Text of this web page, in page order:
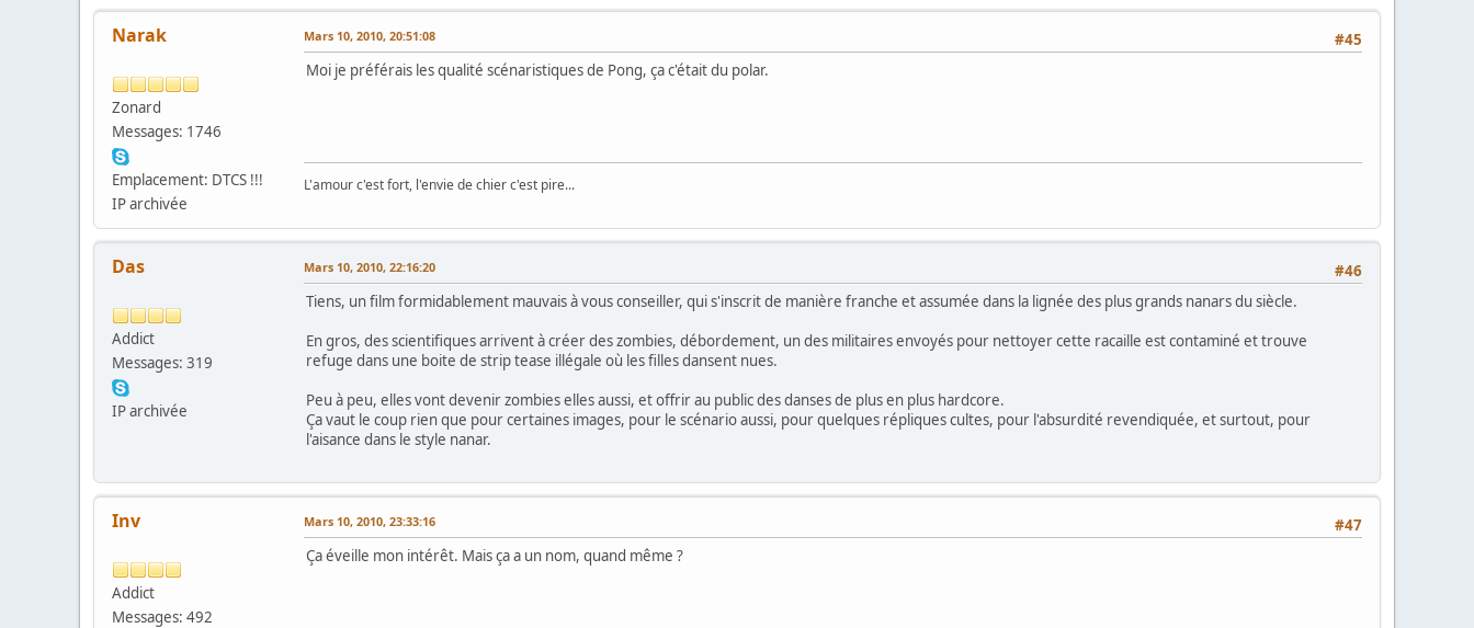
Narak
Zonard
Messages: 1746
Emplacement: DTCS !!!
IP archivée
#45
Mars 10, 2010, 20:51:08
Moi je préférais les qualité scénaristiques de Pong, ça c'était du polar.
L'amour c'est fort, l'envie de chier c'est pire...
Das
Addict
Messages: 319
IP archivée
#46
Mars 10, 2010, 22:16:20
Tiens, un film formidablement mauvais à vous conseiller, qui s'inscrit de manière franche et assumée dans la lignée des plus grands nanars du siècle.
En gros, des scientifiques arrivent à créer des zombies, débordement, un des militaires envoyés pour nettoyer cette racaille est contaminé et trouve
refuge dans une boite de strip tease illégale où les filles dansent nues.
Peu à peu, elles vont devenir zombies elles aussi, et offrir au public des danses de plus en plus hardcore.
Ça vaut le coup rien que pour certaines images, pour le scénario aussi, pour quelques répliques cultes, pour l'absurdité revendiquée, et surtout, pour
l'aisance dans le style nanar.
Inv
Addict
Messages: 492
#47
Mars 10, 2010, 23:33:16
Ça éveille mon intérêt. Mais ça a un nom, quand même ?